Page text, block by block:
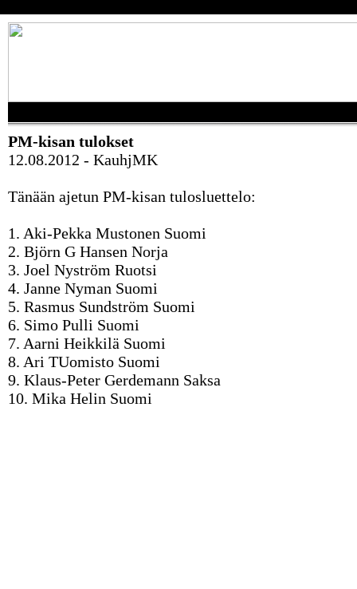
PM-kisan tulokset
12.08.2012 - KauhjMK
Tänään ajetun PM-kisan tulosluettelo:
1. Aki-Pekka Mustonen Suomi
2. Björn G Hansen Norja
3. Joel Nyström Ruotsi
4. Janne Nyman Suomi
5. Rasmus Sundström Suomi
6. Simo Pulli Suomi
7. Aarni Heikkilä Suomi
8. Ari TUomisto Suomi
9. Klaus-Peter Gerdemann Saksa
10. Mika Helin Suomi